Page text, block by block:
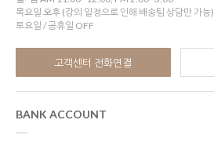
목요일 오후 (강의 일정으로 인해 배송팀 상담만 가능)
토요일 / 공휴일 OFF
고객센터 전화연결
BANK ACCOUNT